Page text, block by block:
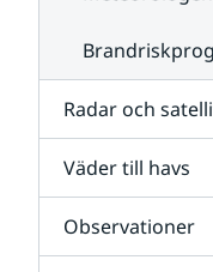
Radar och
Väder till havs
Observationer